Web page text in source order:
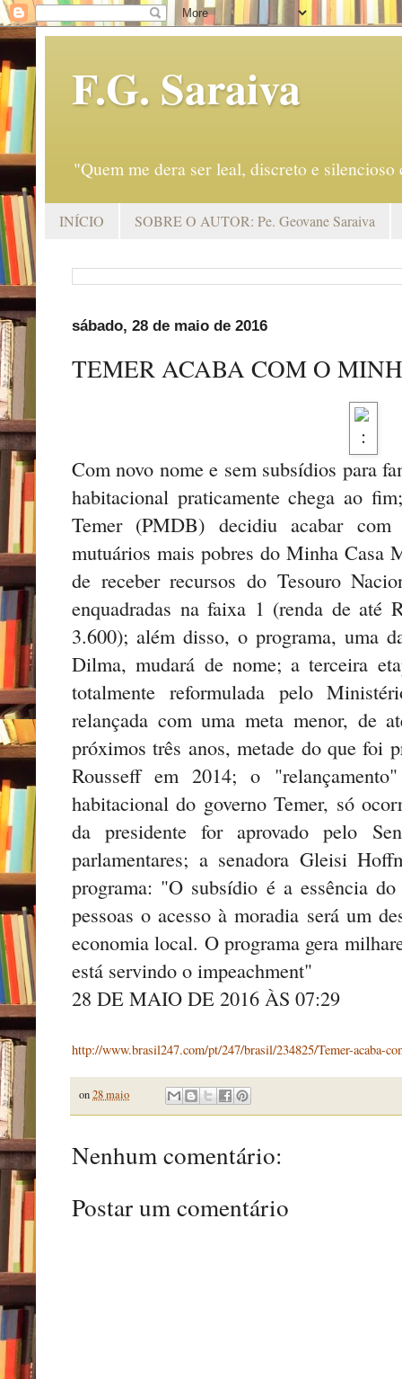
F.G. Saraiva
"Quem me dera ser leal, discreto e
INÍCIO SOBRE O AUTOR: Pe. Geovane Saraiva
sábado, 28 de maio de 2016
TEMER ACABA COM O
Com novo nome e sem subsídios para
habitacional praticamente chega ao
Temer (PMDB) decidiu acabar com
mutuários mais pobres do Minha Casa
de receber recursos do Tesouro
enquadradas na faixa 1 (renda de
3.600); além disso, o programa, uma
Dilma, mudará de nome; a terceira
totalmente reformulada pelo
relançada com uma meta menor, de
próximos três anos, metade do que foi
Rousseff em 2014; o
habitacional do governo Temer, só
da presidente for aprovado pelo
parlamentares; a senadora Gleisi
programa: "O subsídio é a essência
pessoas o acesso à moradia será um
economia local. O programa gera
está servindo o impeachment"
28 DE MAIO DE 2016 ÀS 07:29
http://www.brasil247.com/pt/247/brasil/234825/Temer-acaba-
on28 maio
Nenhum comentário:
Postar um comentário